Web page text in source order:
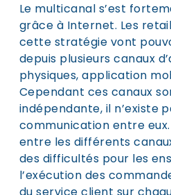
Le multicanal s’est
grâce à Internet. Les
cette stratégie vont
depuis plusieurs canaux
physiques, application
Cependant ces canaux
indépendante, il n’existe
communication entre
entre les différents
des difficultés pour les
l’exécution des